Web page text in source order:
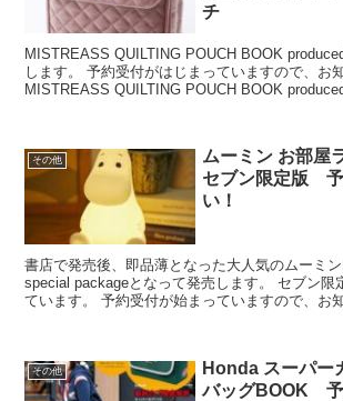
チ
MISTREASS QUILTING POUCH BOOK
します。 予約受付がはじまっていますので、お
MISTREASS QUILTING POUCH BOOK
その他
ムーミン お部屋
セブン限定版
い！
書店で発売後、即品薄となった大人気のムーミン
special packageとなって発売します。 セブン限
ています。 予約受付が始まっていますので、お
その他
Honda スーパー
バッグBOOK